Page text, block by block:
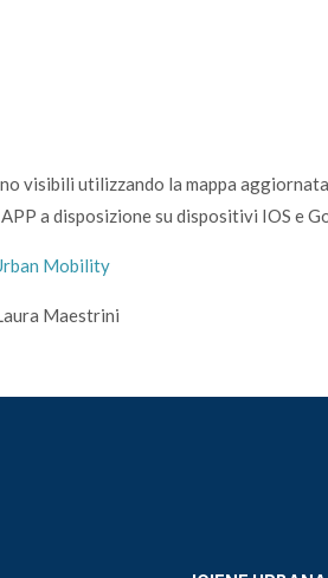
visibili utilizzando la mappa
a disposizione su dispositivi IOS e
Mobility
Maestrini